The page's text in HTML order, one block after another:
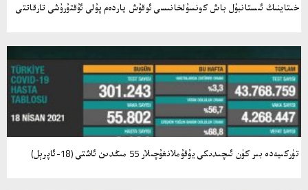
خىتاينىڭ ئىستانبۇل باش كونسۇلخانىسى ئوقۇش ياردەم پۇلى ئۇقتۇرۇشى تارقاتتى
تۈركىيەدە بىر كۈن ئىچىدىكى يۇقۇملانغۇچىلار 55 مىڭدىن ئاشتى (18-ئاپرېل)